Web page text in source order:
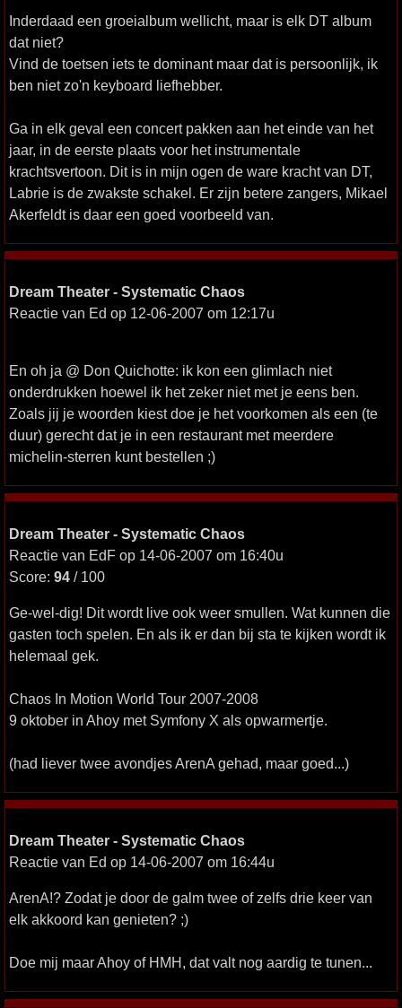
Inderdaad een groeialbum wellicht, maar is elk DT album
dat niet?
Vind de toetsen iets te dominant maar dat is persoonlijk, ik
ben niet zo'n keyboard liefhebber.
Ga in elk geval een concert pakken aan het einde van het
jaar, in de eerste plaats voor het instrumentale
krachtsvertoon. Dit is in mijn ogen de ware kracht van DT,
Labrie is de zwakste schakel. Er zijn betere zangers, Mikael
Akerfeldt is daar een goed voorbeeld van.
Dream Theater - Systematic Chaos
Reactie van Ed op 12-06-2007 om 12:17u
En oh ja @ Don Quichotte: ik kon een glimlach niet
onderdrukken hoewel ik het zeker niet met je eens ben.
Zoals jij je woorden kiest doe je het voorkomen als een (te
duur) gerecht dat je in een restaurant met meerdere
michelin-sterren kunt bestellen ;)
Dream Theater - Systematic Chaos
Reactie van EdF op 14-06-2007 om 16:40u
Score: 94 / 100
Ge-wel-dig! Dit wordt live ook weer smullen. Wat kunnen die
gasten toch spelen. En als ik er dan bij sta te kijken wordt ik
helemaal gek.
Chaos In Motion World Tour 2007-2008
9 oktober in Ahoy met Symfony X als opwarmertje.
(had liever twee avondjes ArenA gehad, maar goed...)
Dream Theater - Systematic Chaos
Reactie van Ed op 14-06-2007 om 16:44u
ArenA!? Zodat je door de galm twee of zelfs drie keer van
elk akkoord kan genieten? ;)
Doe mij maar Ahoy of HMH, dat valt nog aardig te tunen...